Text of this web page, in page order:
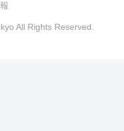
All Rights Reserved.